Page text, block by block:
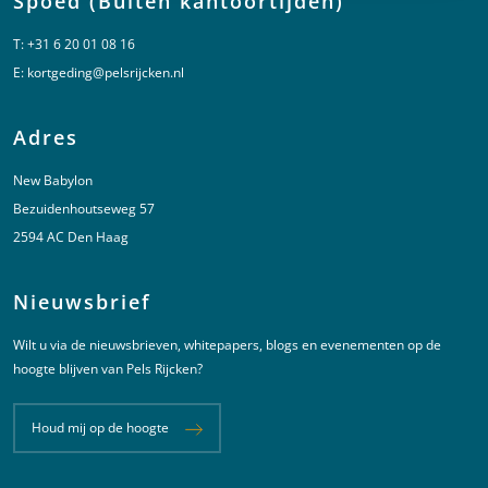
T:+31 6 20 01 08 16
E: kortgeding@pelsrijcken.nl
Adres
New Babylon
Bezuidenhoutseweg 57
2594 AC Den Haag
Nieuwsbrief
Wilt u via de nieuwsbrieven, whitepapers, blogs en evenementen op de
hoogte blijven van Pels Rijcken?
Houd mij op de hoogte